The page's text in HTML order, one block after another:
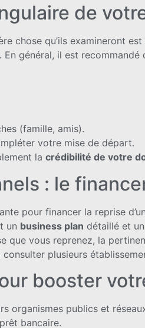
de
chose qu’ils examineront
général, il est recommandé
(famille, amis).
votre mise de départ.
la crédibilité de votre
: le
pour financer la reprise
un business plan détaillé et un
que vous reprenez, la
plusieurs
booster
organismes publics et
bancaire.